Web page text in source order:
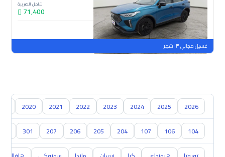
شامل الضريبة
71,400
جديدة
ملوحة
غسيل مجاني ٣ اشهر
2026
2025
2024
2023
2022
2021
2020
104
106
107
204
205
206
207
301